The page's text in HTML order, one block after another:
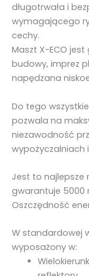
8
.
X
E
4
x
3
0
W
długotrwała i
wymagającego
cechy.
Maszt X-ECO
budowy, imprez
napędzana
Do tego
pozwala na
niezawodność
wypożyczalniach
Jest to najlepsze
gwarantuje 5000
Oszczędność
W standardowej
wyposażony w: